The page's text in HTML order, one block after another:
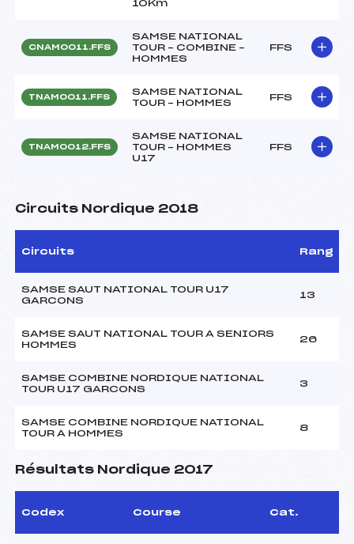
10Km
CNAM0011.FFS
SAMSE NATIONAL
TOUR – COMBINE –
HOMMES
FFS
TNAM0011.FFS
SAMSE NATIONAL
TOUR – HOMMES
FFS
TNAM0012.FFS
SAMSE NATIONAL
TOUR – HOMMES
U17
FFS
Circuits Nordique 2018
Circuits Rang
SAMSE SAUT NATIONAL TOUR U17
GARCONS
13
SAMSE SAUT NATIONAL TOUR A SENIORS
HOMMES
26
SAMSE COMBINE NORDIQUE NATIONAL
TOUR U17 GARCONS
3
SAMSE COMBINE NORDIQUE NATIONAL
TOUR A HOMMES
8
Résultats Nordique 2017
Codex Course Cat.